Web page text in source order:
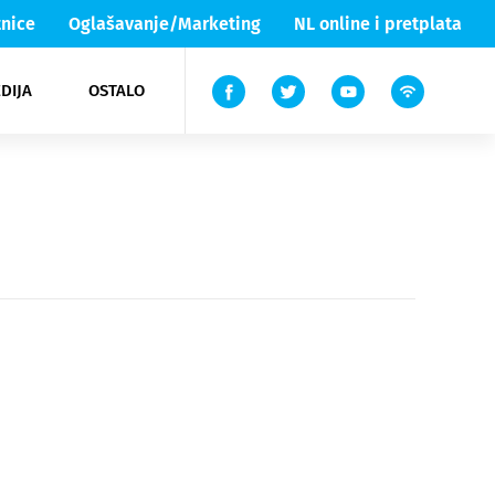
Oglašavanje/Marketing NL online i pretplata
OSTALO
Lika & Senj
TV